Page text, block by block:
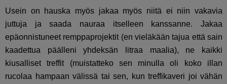
Usein on hauska myös jakaa myös niitä ei niin vakavia
juttuja ja saada nauraa itselleen kanssanne. Jakaa
epäonnistuneet remppaprojektit (en vieläkään tajua että sain
kaadettua päälleni yhdeksän litraa maalia), ne kaikki
kiusalliset treffit (muistatteko sen minulla oli koko illan
rucolaa hampaan välissä tai sen, kun treffikaveri joi vähän